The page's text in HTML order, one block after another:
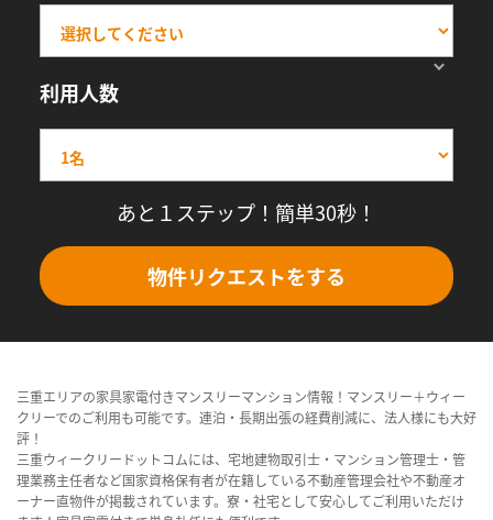
利用人数
あと１ステップ！簡単30秒！
物件リクエストをする
三重エリアの家具家電付きマンスリーマンション情報！マンスリー＋ウィー
クリーでのご利用も可能です。連泊・長期出張の経費削減に、法人様にも大好
評！
三重ウィークリードットコムには、宅地建物取引士・マンション管理士・管
理業務主任者など国家資格保有者が在籍している不動産管理会社や不動産オ
ーナー直物件が掲載されています。寮・社宅として安心してご利用いただけ